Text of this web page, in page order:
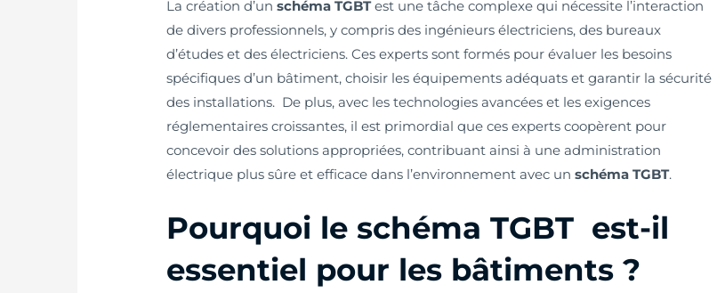
La création d’unschéma TGBTest une tâche complexe qui nécessite l’interaction
de divers professionnels, y compris des ingénieurs électriciens, des bureaux
d’études et des électriciens. Ces experts sont formés pour évaluer les besoins
spécifiques d’un bâtiment, choisir les équipements adéquats et garantir la sécurité
des installations. De plus, avec les technologies avancées et les exigences
réglementaires croissantes, il est primordial que ces experts coopèrent pour
concevoir des solutions appropriées, contribuant ainsi à une administration
électrique plus sûre et efficace dans l’environnement avec unschéma TGBT.
Pourquoi le schéma TGBT est-il
essentiel pour les bâtiments ?